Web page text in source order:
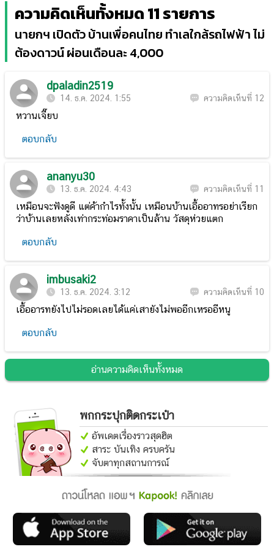
ความคิดเห็นทั้งหมด 11 รายการ
นายกฯ เปิดตัว บ้านเพื่อคนไทย ทำเลใกล้รถไฟฟ้า ไม่
ต้องดาวน์ ผ่อนเดือนละ 4,000
dpaladin2519
14. ธ.ค. 2024. 1:55 ความคิดเห็นที่ 12
หวานเจี๊ยบ
ตอบกลับ
ananyu30
13. ธ.ค. 2024. 4:43 ความคิดเห็นที่ 11
เหมือนจะฟังดูดี แต่ค้ากำไรทั้งนั้น เหมือนบ้านเอื้ออาทรอย่าเรียก
ว่าบ้านเลยหลังเท่ากระท่อมราคาเป็นล้าน วัสดุห่วยแตก
ตอบกลับ
imbusaki2
13. ธ.ค. 2024. 3:12 ความคิดเห็นที่ 10
เอื้ออารทยังไปไม่รอดเลยได้แค่เสายังไม่พออีกเหรออีหนู
ตอบกลับ
อ่านความคิดเห็นทั้งหมด
พกกระปุกติดกระเป๋า
อัพเดตเรื่องราวสุดฮิต
สาระ บันเทิง ครบครัน
จับตาทุกสถานการณ์